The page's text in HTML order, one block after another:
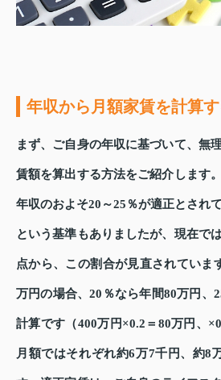
年収から月額家賃を計算
まず、ご自身の年収に基づいて、無
賃額を算出する方法をご紹介します
年収のおよそ20～25％が適正とされ
という基準もありましたが、現在で
点から、この割合が見直されていま
万円の場合、20％なら年間80万円、
計算です（400万円×0.2＝80万円、
月額ではそれぞれ約6万7千円、約8